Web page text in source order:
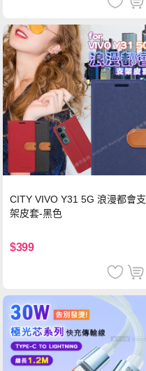
CITY VIVO Y31 5G 浪漫都會支
架皮套-黑色
$399